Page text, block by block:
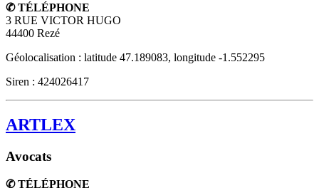
✆ TÉLÉPHONE
3 RUE VICTOR HUGO
44400 Rezé
Géolocalisation : latitude 47.189083, longitude -1.552295
Siren : 424026417
ARTLEX
Avocats
✆ TÉLÉPHONE